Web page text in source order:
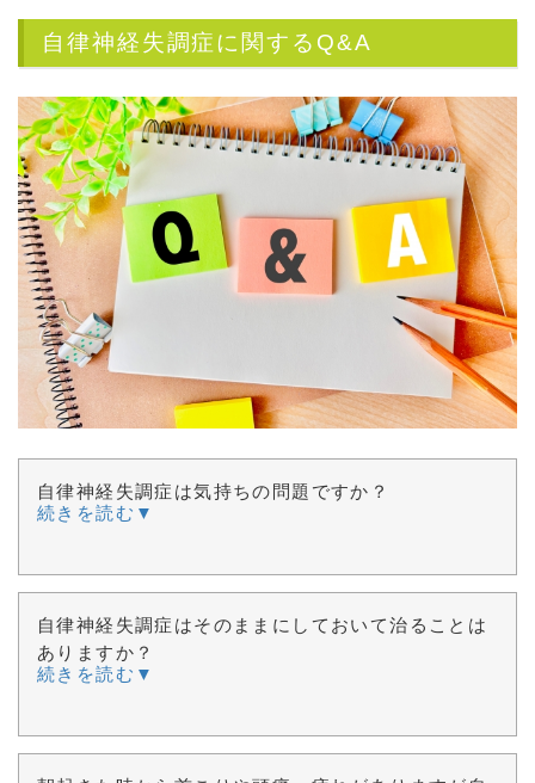
自律神経失調症に関するQ&A
自律神経失調症は気持ちの問題ですか？
続きを読む▼
自律神経失調症はそのままにしておいて治ることは
ありますか？
続きを読む▼